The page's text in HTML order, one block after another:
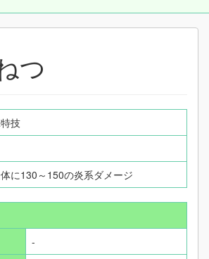
つ
技
に130～150の炎系ダメージ
-